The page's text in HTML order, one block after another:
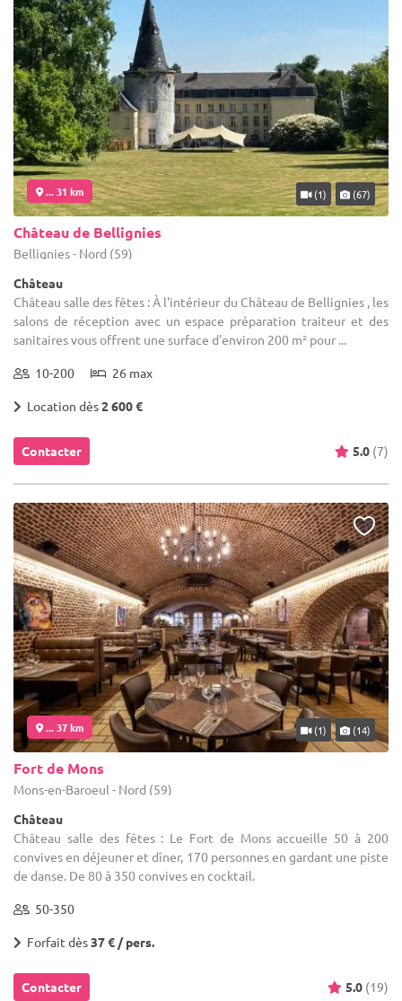
... 31 km (1) (67)
Château de Bellignies
Bellignies - Nord (59)
Château
Château salle des fêtes : À l'intérieur du Château de Bellignies , les
salons de réception avec un espace préparation traiteur et des
sanitaires vous offrent une surface d'environ 200 m² pour ...
10-200 26 max
Location dès2 600 €
Contacter 5.0 (7)
... 37 km (1) (14)
Fort de Mons
Mons-en-Baroeul - Nord (59)
Château
Château salle des fêtes : Le Fort de Mons accueille 50 à 200
convives en déjeuner et dîner, 170 personnes en gardant une piste
de danse. De 80 à 350 convives en cocktail.
50-350
Forfait dès37 € / pers.
Contacter 5.0 (19)